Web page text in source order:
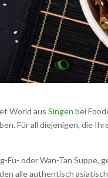
World ausSingen bei
Für all diejenigen, die
oder Wan-Tan Suppe,
alle authentisch